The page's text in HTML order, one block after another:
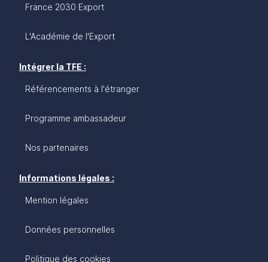
France 2030 Export
L'Académie de l'Export
Intégrer la TFE :
Référencements à l'étranger
Programme ambassadeur
Nos partenaires
Informations légales :
Mention légales
Données personnelles
Politique des cookies